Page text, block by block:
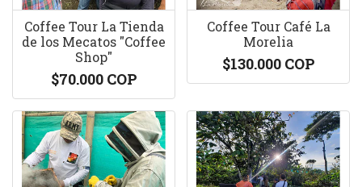
Coffee Tour La Tienda
de los Mecatos "Coffee
Shop"
$70.000 COP
Coffee Tour Café La
Morelia
$130.000 COP